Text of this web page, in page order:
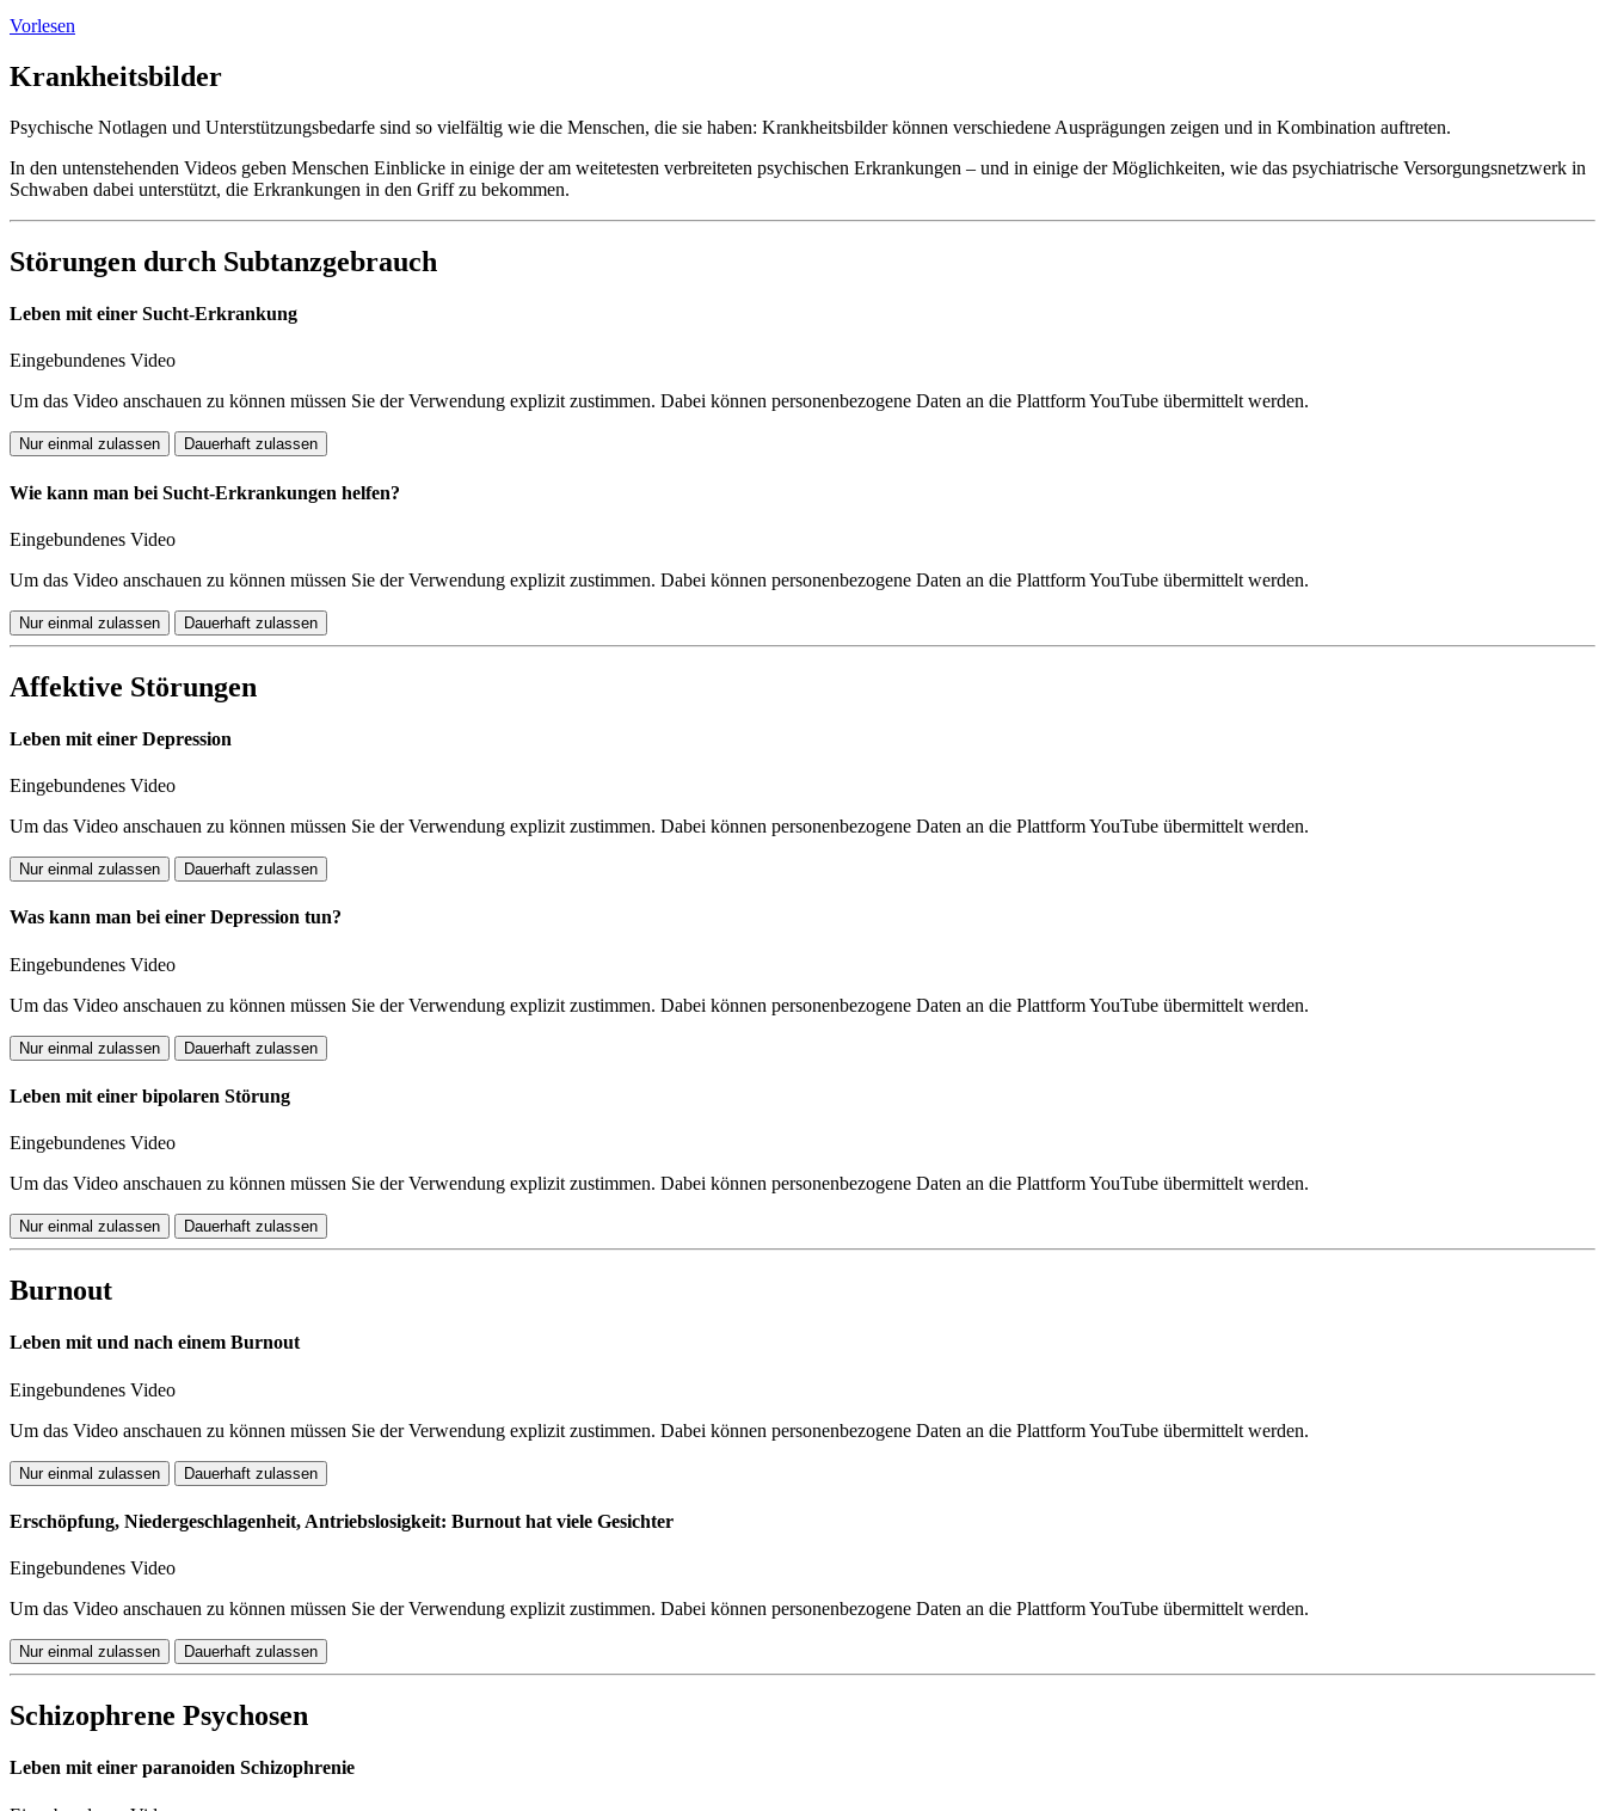
Vorlesen
Krankheitsbilder
Psychische Notlagen und Unterstützungsbedarfe sind so vielfältig wie die Menschen, die sie haben: Krankheitsbilder können verschiedene Ausprägungen zeigen und in Kombination auftreten.
In den untenstehenden Videos geben Menschen Einblicke in einige der am weitetesten verbreiteten psychischen Erkrankungen – und in einige der Möglichkeiten, wie das psychiatrische Versorgungsnetzwerk in
Schwaben dabei unterstützt, die Erkrankungen in den Griff zu bekommen.
Störungen durch Subtanzgebrauch
Leben mit einer Sucht-Erkrankung
Eingebundenes Video
Um das Video anschauen zu können müssen Sie der Verwendung explizit zustimmen. Dabei können personenbezogene Daten an die Plattform YouTube übermittelt werden.
Nur einmal zulassen Dauerhaft zulassen
Wie kann man bei Sucht-Erkrankungen helfen?
Eingebundenes Video
Um das Video anschauen zu können müssen Sie der Verwendung explizit zustimmen. Dabei können personenbezogene Daten an die Plattform YouTube übermittelt werden.
Nur einmal zulassen Dauerhaft zulassen
Affektive Störungen
Leben mit einer Depression
Eingebundenes Video
Um das Video anschauen zu können müssen Sie der Verwendung explizit zustimmen. Dabei können personenbezogene Daten an die Plattform YouTube übermittelt werden.
Nur einmal zulassen Dauerhaft zulassen
Was kann man bei einer Depression tun?
Eingebundenes Video
Um das Video anschauen zu können müssen Sie der Verwendung explizit zustimmen. Dabei können personenbezogene Daten an die Plattform YouTube übermittelt werden.
Nur einmal zulassen Dauerhaft zulassen
Leben mit einer bipolaren Störung
Eingebundenes Video
Um das Video anschauen zu können müssen Sie der Verwendung explizit zustimmen. Dabei können personenbezogene Daten an die Plattform YouTube übermittelt werden.
Nur einmal zulassen Dauerhaft zulassen
Burnout
Leben mit und nach einem Burnout
Eingebundenes Video
Um das Video anschauen zu können müssen Sie der Verwendung explizit zustimmen. Dabei können personenbezogene Daten an die Plattform YouTube übermittelt werden.
Nur einmal zulassen Dauerhaft zulassen
Erschöpfung, Niedergeschlagenheit, Antriebslosigkeit: Burnout hat viele Gesichter
Eingebundenes Video
Um das Video anschauen zu können müssen Sie der Verwendung explizit zustimmen. Dabei können personenbezogene Daten an die Plattform YouTube übermittelt werden.
Nur einmal zulassen Dauerhaft zulassen
Schizophrene Psychosen
Leben mit einer paranoiden Schizophrenie